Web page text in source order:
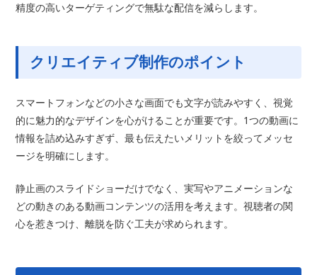
精度の高いターゲティングで無駄な配信を減らします。
クリエイティブ制作のポイント
スマートフォンなどの小さな画面でも文字が読みやすく、視覚
的に魅力的なデザインを心がけることが重要です。1つの動画に
情報を詰め込みすぎず、最も伝えたいメリットを絞ってメッセ
ージを明確にします。
静止画のスライドショーだけでなく、実写やアニメーションな
どの動きのある動画コンテンツの活用を考えます。視聴者の関
心を惹きつけ、離脱を防ぐ工夫が求められます。